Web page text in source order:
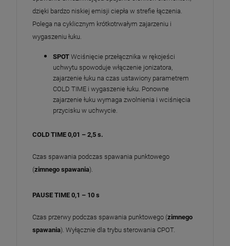
dzięki bardzo niskiej emisji ciepła w strefie łączenia.
Polega na cyklicznym krótkotrwałym zajarzeniu i
wygaszeniu łuku.
SPOT Wciśnięcie przełącznika w rękojeści
uchwytu spowoduje włączenie jonizatora,
zajarzenie łuku na czas ustawiony parametrem
COLD TIME i wygaszenie łuku. Ponowne
zajarzenie łuku wymaga zwolnienia i wciśnięcia
przycisku w uchwycie.
COLD TIME 0,01 – 2,5 s.
Czas spawania podczas spawania punktowego
(zimnego spawania).
PAUSE TIME 0,1 – 10 s
Czas przerwy podczas spawania punktowego (zimnego
spawania). Wyłącznie dla trybu sterowania CPOT.